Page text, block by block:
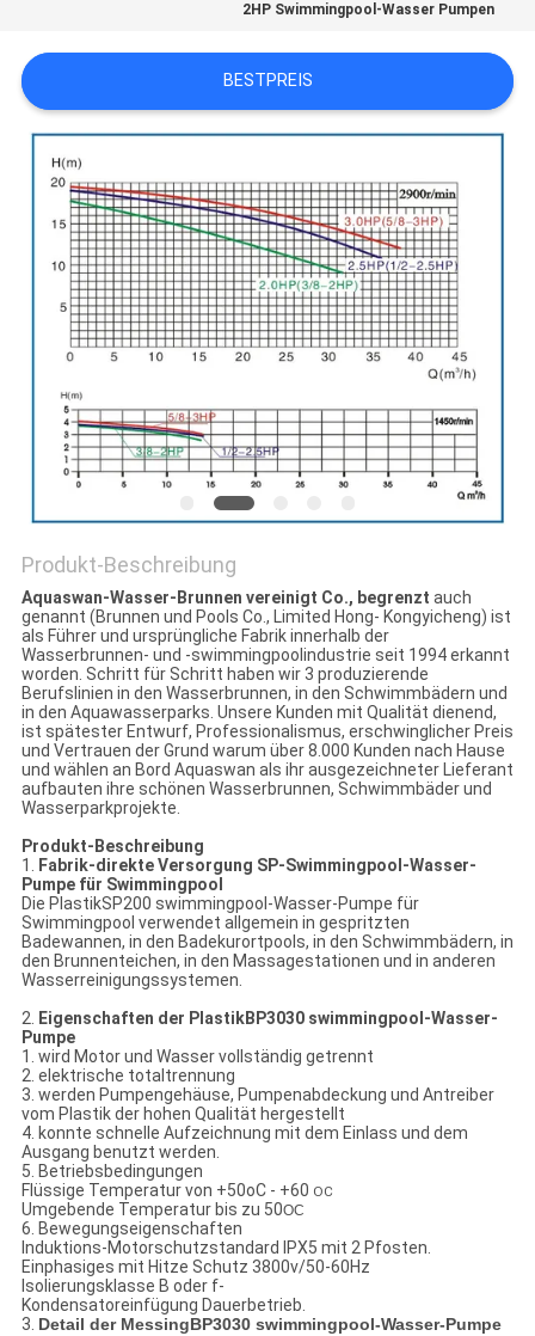
SIE
EIN
ZITAT
NEWS
SITEMAP
PRIVACY
POLICY
2HP Swimmingpool-Wasser Pumpen
BESTPREIS
Produkt-Beschreibung
Aquaswan-Wasser-Brunnen vereinigt Co., begrenzt auch
genannt (Brunnen und Pools Co., Limited Hong- Kongyicheng) ist
als Führer und ursprüngliche Fabrik innerhalb der
Wasserbrunnen- und -swimmingpoolindustrie seit 1994 erkannt
worden. Schritt für Schritt haben wir 3 produzierende
Berufslinien in den Wasserbrunnen, in den Schwimmbädern und
in den Aquawasserparks. Unsere Kunden mit Qualität dienend,
ist spätester Entwurf, Professionalismus, erschwinglicher Preis
und Vertrauen der Grund warum über 8.000 Kunden nach Hause
und wählen an Bord Aquaswan als ihr ausgezeichneter Lieferant
aufbauten ihre schönen Wasserbrunnen, Schwimmbäder und
Wasserparkprojekte.
Produkt-Beschreibung
1. Fabrik-direkte Versorgung SP-Swimmingpool-Wasser-
Pumpe für Swimmingpool
Die PlastikSP200 swimmingpool-Wasser-Pumpe für
Swimmingpool verwendet allgemein in gespritzten
Badewannen, in den Badekurortpools, in den Schwimmbädern, in
den Brunnenteichen, in den Massagestationen und in anderen
Wasserreinigungssystemen.
2. Eigenschaften der PlastikBP3030 swimmingpool-Wasser-
Pumpe
1. wird Motor und Wasser vollständig getrennt
2. elektrische totaltrennung
3. werden Pumpengehäuse, Pumpenabdeckung und Antreiber
vom Plastik der hohen Qualität hergestellt
4. konnte schnelle Aufzeichnung mit dem Einlass und dem
Ausgang benutzt werden.
5. Betriebsbedingungen
Flüssige Temperatur von +50oC - +60 OC
Umgebende Temperatur bis zu 50OC
6. Bewegungseigenschaften
Induktions-Motorschutzstandard IPX5 mit 2 Pfosten.
Einphasiges mit Hitze Schutz 3800v/50-60Hz
Isolierungsklasse B oder f-
Kondensatoreinfügung Dauerbetrieb.
3. Detail der MessingBP3030 swimmingpool-Wasser-Pumpe